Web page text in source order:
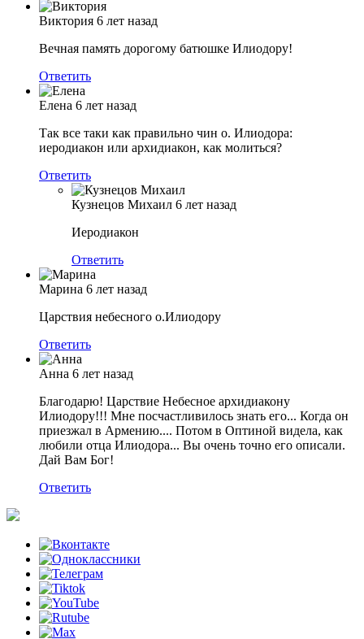
Виктория 6 лет назад
Вечная память дорогому батюшке Илиодору!
Ответить
Елена 6 лет назад
Так все таки как правильно чин о. Илиодора:
иеродиакон или архидиакон, как молиться?
Ответить
Кузнецов Михаил 6 лет назад
Иеродиакон
Ответить
Марина 6 лет назад
Царствия небесного о.Илиодору
Ответить
Анна 6 лет назад
Благодарю! Царствие Небесное архидиакону
Илиодору!!! Мне посчастливилось знать его... Когда он
приезжал в Армению.... Потом в Оптиной видела, как
любили отца Илиодора... Вы очень точно его описали.
Дай Вам Бог!
Ответить